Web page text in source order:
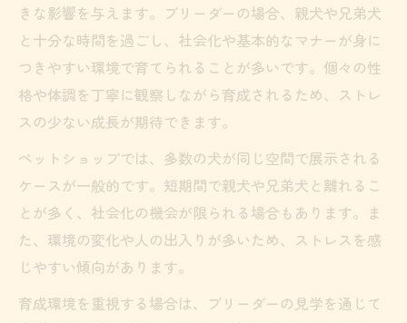
きな影響を与えます。ブリーダーの場合、親犬や兄弟犬
と十分な時間を過ごし、社会化や基本的なマナーが身に
つきやすい環境で育てられることが多いです。個々の性
格や体調を丁寧に観察しながら育成されるため、ストレ
スの少ない成長が期待できます。
ペットショップでは、多数の犬が同じ空間で展示される
ケースが一般的です。短期間で親犬や兄弟犬と離れるこ
とが多く、社会化の機会が限られる場合もあります。ま
た、環境の変化や人の出入りが多いため、ストレスを感
じやすい傾向があります。
育成環境を重視する場合は、ブリーダーの見学を通じて